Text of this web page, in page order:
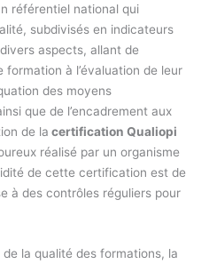
référentiel national qui
subdivisés en indicateurs
aspects, allant de
formation à l’évaluation de leur
des moyens
que de l’encadrement aux
de la certification Qualiopi
réalisé par un organisme
de cette certification est de
à des contrôles réguliers pour
la qualité des formations, la